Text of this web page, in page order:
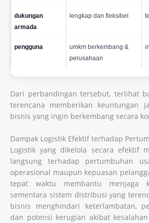
dukungan
armada
lengkap dan fleksibel
pengguna
umkm berkembang &
perusahaan
Dari perbandingan tersebut, terlihat
terencana memberikan keuntungan
bisnis yang ingin berkembang secara
Dampak Logistik Efektif terhadap
Logistik yang dikelola secara efektif
langsung terhadap pertumbuhan
operasional maupun kepuasan
tepat waktu membantu menjaga
sementara sistem distribusi yang
bisnis menghindari keterlambatan,
dan potensi kerugian akibat